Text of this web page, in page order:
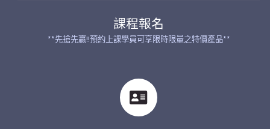
課程報名
**先搶先贏!!預約上課學員可享限時限量之特價產品**